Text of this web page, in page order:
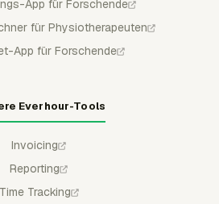
App für Forschende
für Physiotherapeuten
App für Forschende
Everhour-Tools
Invoicing
Reporting
Time Tracking